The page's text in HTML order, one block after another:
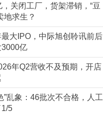
关闭工厂，货架滞销，“豆
地求生？
大IPO，中际旭创聆讯前后
亿
年Q2营收不及预期，开店
”乱象：46批次不合格，人工
5